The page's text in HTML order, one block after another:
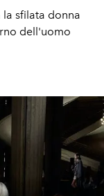
la sfilata donna
dell'uomo